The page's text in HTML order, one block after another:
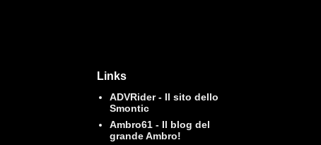
Links
ADVRider - Il sito dello
Smontic
Ambro61 - Il blog del
grande Ambro!